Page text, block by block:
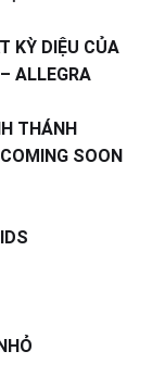
KỲ DIỆU CỦA
ALLEGRA
THÁNH
SOON